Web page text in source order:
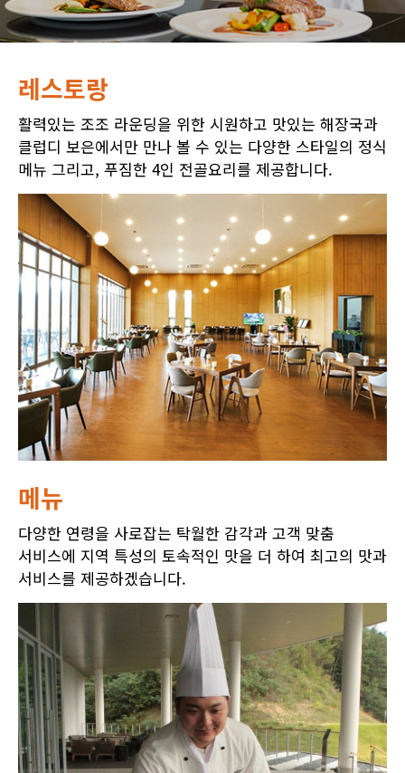
레스토랑
활력있는 조조 라운딩을 위한 시원하고 맛있는 해장국과
클럽디 보은에서만 만나 볼 수 있는 다양한 스타일의 정식
메뉴 그리고, 푸짐한 4인 전골요리를 제공합니다.
메뉴
다양한 연령을 사로잡는 탁월한 감각과 고객 맞춤
서비스에 지역 특성의 토속적인 맛을 더 하여 최고의 맛과
서비스를 제공하겠습니다.